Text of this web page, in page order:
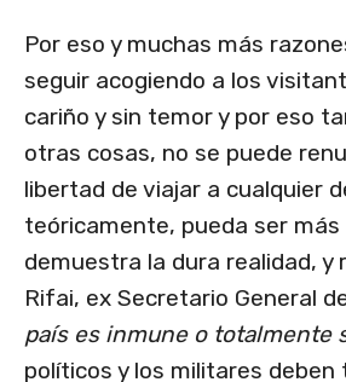
Por eso y muchas más
seguir acogiendo a los
cariño y sin temor y por eso
otras cosas, no se puede
libertad de viajar a cualquier
teóricamente, pueda ser más
demuestra la dura realidad, y
Rifai, ex Secretario General
país es inmune o totalmente
políticos y los militares deben